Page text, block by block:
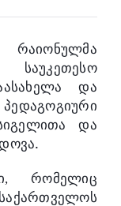
საუკეთესო
და
პედაგოგიური
და
.
, რომელიც
საქართველოს